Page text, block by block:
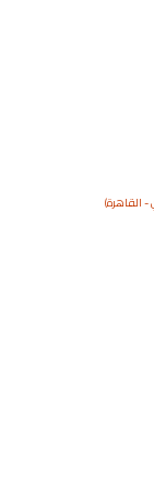
القاهرة)